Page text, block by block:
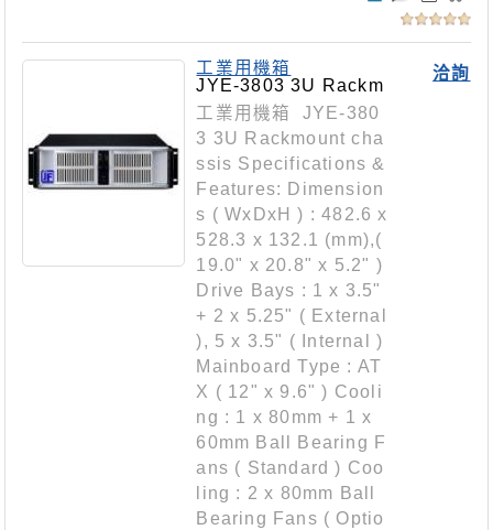
洽詢
工業用機箱
JYE-3803 3U Rackm
ount chassis
工業用機箱 JYE-380
3 3U Rackmount cha
ssis Specifications &
Features: Dimension
s ( WxDxH ) : 482.6 x
528.3 x 132.1 (mm),(
19.0" x 20.8" x 5.2" )
Drive Bays : 1 x 3.5"
+ 2 x 5.25" ( External
), 5 x 3.5" ( Internal )
Mainboard Type : AT
X ( 12" x 9.6" ) Cooli
ng : 1 x 80mm + 1 x
60mm Ball Bearing F
ans ( Standard ) Coo
ling : 2 x 80mm Ball
Bearing Fans ( Optio